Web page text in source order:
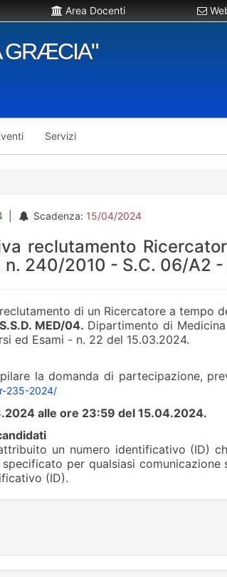
Area Docenti
GRÆCIA"
Servizi
Scadenza: 15/04/2024
reclutamento
240/2010 - S.C. 06/A2 -
di un Ricercatore a tempo
MED/04. Dipartimento di
ed Esami - n. 22 del 15.03.2024.
la domanda di partecipazione,
235-2024/
alle ore 23:59 del 15.04.2024.
un numero identificativo (ID)
per qualsiasi
(ID).